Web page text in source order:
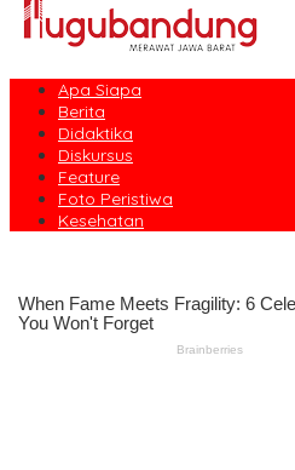
Apa Siapa
Berita
Didaktika
Diskursus
Feature
Foto Peristiwa
Kesehatan